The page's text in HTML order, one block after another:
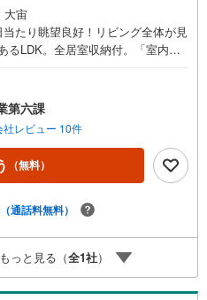
大宙
たり眺望良好！リビング全体が見
るLDK。全居室収納付。「室内・
ンチュリー21アース住販のポイン
店舗◆全国約970店舗あるセンチ
でも、アメリカ本部が設ける一定
しか受賞できない賞。それが「セ
社はそのセンチュリオンを2002年
続けております。◆住宅ローン相
用の概算も行っております。人生
きます。◆優遇金利にこだわる◆
済する住宅ローンは優遇金利が0.
総額に大きな変化が生じます。取
第六課
社レビュー 10件
（無料）
（通話料無料）
っと見る（全1社）